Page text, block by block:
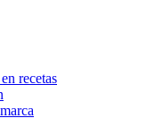
recetas